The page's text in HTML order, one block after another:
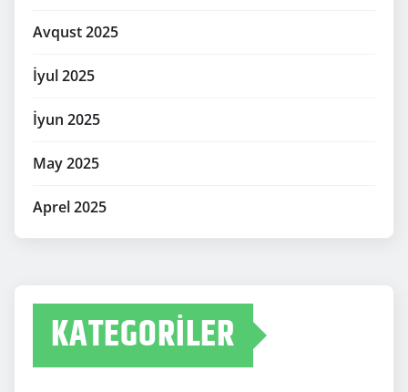
Avqust 2025
İyul 2025
İyun 2025
May 2025
Aprel 2025
KATEGORILER